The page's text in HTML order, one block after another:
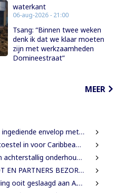
waterkant
06-aug-2026 - 21:00
Tsang: “Binnen twee weken
denk ik dat we klaar moeten
zijn met werkzaamheden
Domineestraat”
MEER
van DNA-lid vermoedelijk is opengemaakt
Premier League crickettoernooi
onderhoud gezamenlijk aan
AFKONDIGING 5-KILOMETER-STRAALWET
aan A.T. Calorschool